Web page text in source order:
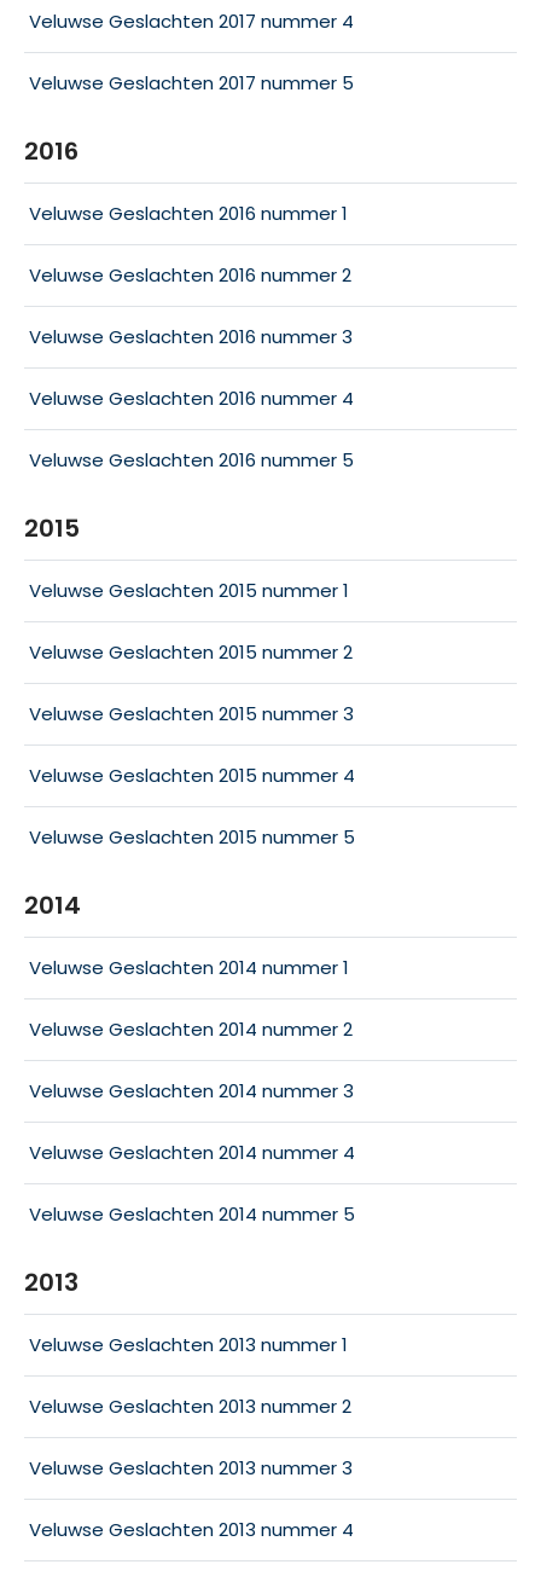
Veluwse Geslachten 2017 nummer 4
Veluwse Geslachten 2017 nummer 5
2016
Veluwse Geslachten 2016 nummer 1
Veluwse Geslachten 2016 nummer 2
Veluwse Geslachten 2016 nummer 3
Veluwse Geslachten 2016 nummer 4
Veluwse Geslachten 2016 nummer 5
2015
Veluwse Geslachten 2015 nummer 1
Veluwse Geslachten 2015 nummer 2
Veluwse Geslachten 2015 nummer 3
Veluwse Geslachten 2015 nummer 4
Veluwse Geslachten 2015 nummer 5
2014
Veluwse Geslachten 2014 nummer 1
Veluwse Geslachten 2014 nummer 2
Veluwse Geslachten 2014 nummer 3
Veluwse Geslachten 2014 nummer 4
Veluwse Geslachten 2014 nummer 5
2013
Veluwse Geslachten 2013 nummer 1
Veluwse Geslachten 2013 nummer 2
Veluwse Geslachten 2013 nummer 3
Veluwse Geslachten 2013 nummer 4